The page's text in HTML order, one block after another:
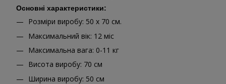
Основні характеристики:
Розміри виробу: 50 х 70 см.
Максимальний вік: 12 міс
Максимальна вага: 0-11 кг
Висота виробу: 70 см
Ширина виробу: 50 см